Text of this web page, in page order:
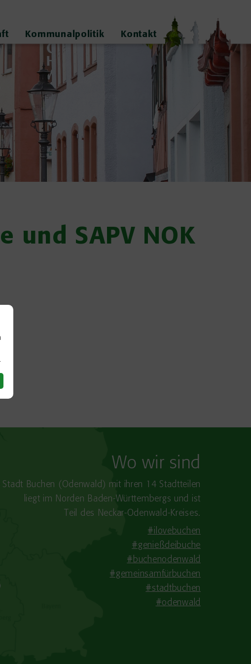
Kommunalpolitik Kontakt
und SAPV NOK
Wo wir sind
Stadt Buchen (Odenwald) mit ihren 14 Stadtteilen
liegt im Norden Baden-​Württembergs und ist
Teil des Neckar-Odenwald-Kreises.
#ilovebuchen
#genießdeibuche
#buchenodenwald
#gemeinsamfürbuchen
#stadtbuchen
#odenwald